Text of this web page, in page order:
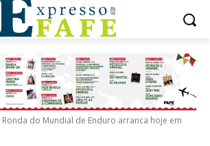
Ronda do Mundial de Enduro arranca hoje em